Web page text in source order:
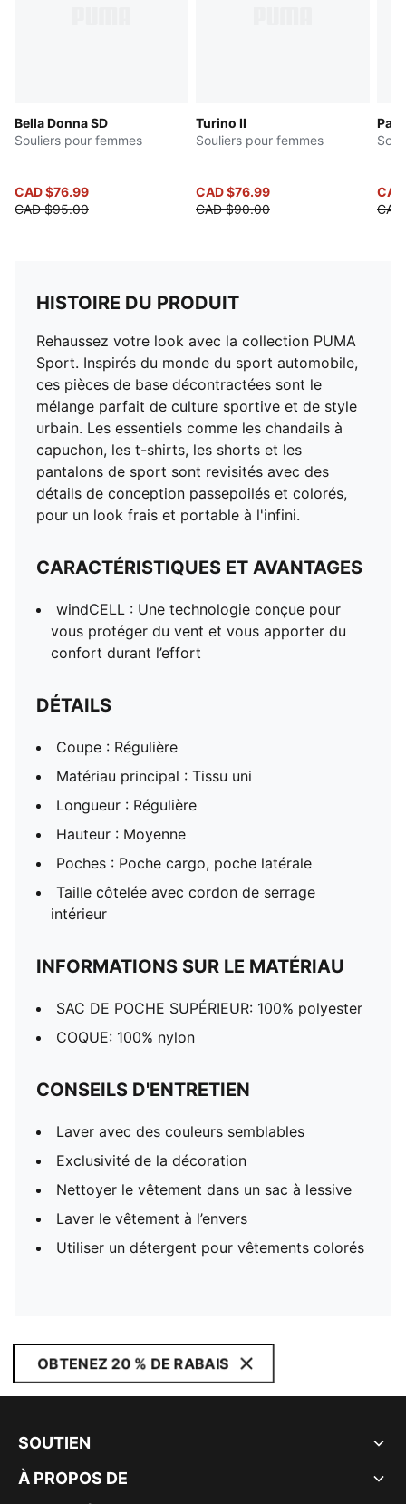
Bella Donna SD
Souliers pour femmes
CAD $76.99
CAD $95.00
Turino II
Souliers pour femmes
CAD $76.99
CAD $90.00
HISTOIRE DU PRODUIT
Rehaussez votre look avec la collection PUMA
Sport. Inspirés du monde du sport automobile,
ces pièces de base décontractées sont le
mélange parfait de culture sportive et de style
urbain. Les essentiels comme les chandails à
capuchon, les t-shirts, les shorts et les
pantalons de sport sont revisités avec des
détails de conception passepoilés et colorés,
pour un look frais et portable à l'infini.
CARACTÉRISTIQUES ET AVANTAGES
windCELL : Une technologie conçue pour
vous protéger du vent et vous apporter du
confort durant l’effort
DÉTAILS
Coupe : Régulière
Matériau principal : Tissu uni
Longueur : Régulière
Hauteur : Moyenne
Poches : Poche cargo, poche latérale
Taille côtelée avec cordon de serrage
intérieur
INFORMATIONS SUR LE MATÉRIAU
SAC DE POCHE SUPÉRIEUR: 100% polyester
COQUE: 100% nylon
CONSEILS D'ENTRETIEN
Laver avec des couleurs semblables
Exclusivité de la décoration
Nettoyer le vêtement dans un sac à lessive
Laver le vêtement à l’envers
Utiliser un détergent pour vêtements colorés
OBTENEZ 20 % DE RABAIS
SOUTIEN
À PROPOS DE